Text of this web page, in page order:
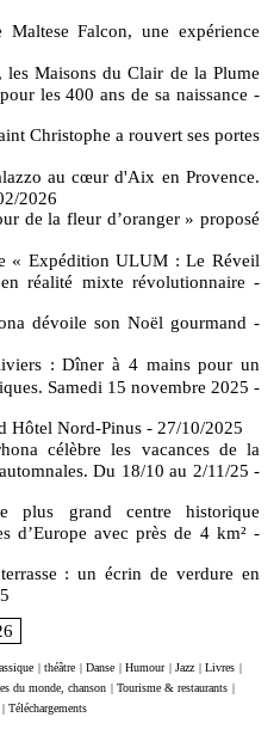
Falcon, une expérience
Maisons du Clair de la Plume
les 400 ans de sa naissance -
Christophe a rouvert ses portes
au cœur d'Aix en Provence.
2026
de la fleur d’oranger » proposé
« Expédition ULUM : Le Réveil
réalité mixte révolutionnaire -
dévoile son Noël gourmand -
: Dîner à 4 mains pour un
Samedi 15 novembre 2025 -
Hôtel Nord-Pinus - 27/10/2025
célèbre les vacances de la
Du 18/10 au 2/11/25 -
plus grand centre historique
d’Europe avec près de 4 km² -
: un écrin de verdure en
| théâtre | Danse | Humour | Jazz | Livres |
du monde, chanson | Tourisme & restaurants |
| Téléchargements